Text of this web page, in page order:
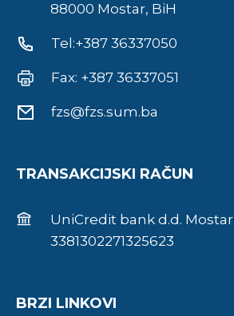
88000 Mostar, BiH
Tel:+387 36337050
Fax: +387 36337051
fzs@fzs.sum.ba
TRANSAKCIJSKI RAČUN
UniCredit bank d.d. Mostar
3381302271325623
BRZI LINKOVI